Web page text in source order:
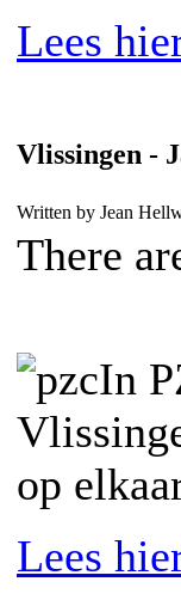
Lees
Vlissingen -
Written by Jean
There
In
op
Lees